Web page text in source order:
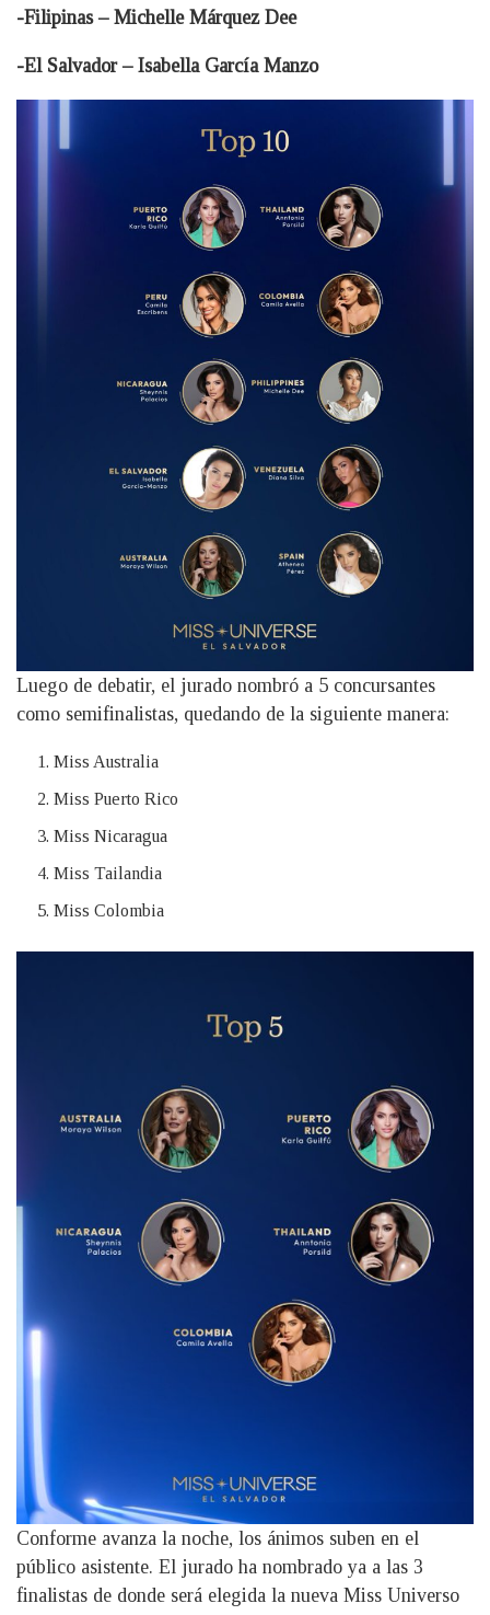
-Filipinas – Michelle Márquez Dee
-El Salvador – Isabella García Manzo
Luego de debatir, el jurado nombró a 5 concursantes
como semifinalistas, quedando de la siguiente manera:
Miss Australia
Miss Puerto Rico
Miss Nicaragua
Miss Tailandia
Miss Colombia
Conforme avanza la noche, los ánimos suben en el
público asistente. El jurado ha nombrado ya a las 3
finalistas de donde será elegida la nueva Miss Universo